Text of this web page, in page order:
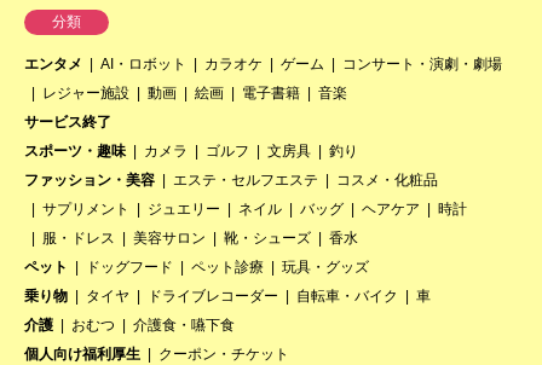
分類
エンタメ AI・ロボット カラオケ ゲーム
コンサート・演劇・劇場
レジャー施設
動画 絵画 電子書籍
音楽
サービス終了
スポーツ・趣味
カメラ ゴルフ 文房具
釣り
ファッション・美容
エステ・セルフエステ
コスメ・化粧品
サプリメント
ジュエリー ネイル バッグ ヘアケア
時計
服・ドレス
美容サロン 靴・シューズ
香水
ペット
ドッグフード ペット診療
玩具・グッズ
乗り物
タイヤ ドライブレコーダー 自転車・バイク
車
介護
おむつ
介護食・嚥下食
個人向け福利厚生
クーポン・チケット